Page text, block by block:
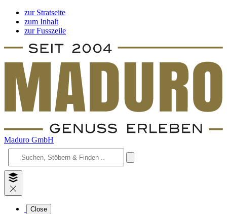
zur Stratseite
zum Inhalt
zur Fusszeile
Maduro GmbH
Close